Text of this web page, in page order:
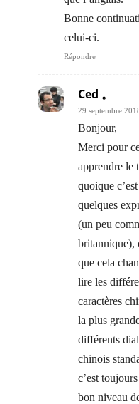
Bonne
celui-ci.
Répondre
Ced 。
29 septembre
Bonjour,
Merci pour
apprendre le
quoique
quelques
(un peu
britannique),
que cela
lire les
caractères
la plus
différents
chinois
c’est
bon niveau